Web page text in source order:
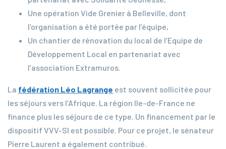
Une opération Vide Grenier à Belleville, dont
l’organisation a été portée par l’équipe,
Un chantier de rénovation du local de l’Equipe de
Développement Local en partenariat avec
l’association Extramuros.
La fédération Léo Lagrange est souvent sollicitée pour
les séjours vers l’Afrique. La région Ile-de-France ne
finance plus les séjours de ce type. Un financement par le
dispositif VVV-SI est possible. Pour ce projet, le sénateur
Pierre Laurent a également contribué.